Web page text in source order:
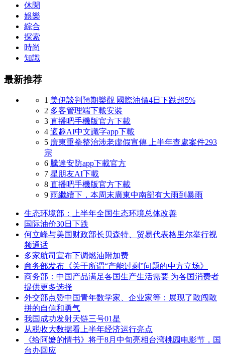
休閑
娛樂
綜合
探索
時尚
知識
最新推荐
1 美伊談判預期樂觀 國際油價4日下跌超5%
2 多客管理端下載安裝
3 直播吧手機版官方下載
4 適趣AI中文識字app下載
5 廣東重拳整治涉老虛假宣傳 上半年查處案件293
宗
6 騰達安防app下載官方
7 星朋友AI下載
8 直播吧手機版官方下載
9 雨繼續下，本周末廣東中南部有大雨到暴雨
生态环境部：上半年全国生态环境总体改善
国际油价30日下跌
何立峰与美国财政部长贝森特、贸易代表格里尔举行视
频通话
多家航司宣布下调燃油附加费
商务部发布《关于所谓“产能过剩”问题的中方立场》
商务部：中国产品满足各国生产生活需要 为各国消费者
提供更多选择
外交部点赞中国青年数学家、企业家等：展现了敢闯敢
拼的自信和勇气
我国成功发射天链三号01星
从税收大数据看上半年经济运行亮点
《给阿嬷的情书》将于8月中旬亮相台湾桃园电影节，国
台办回应